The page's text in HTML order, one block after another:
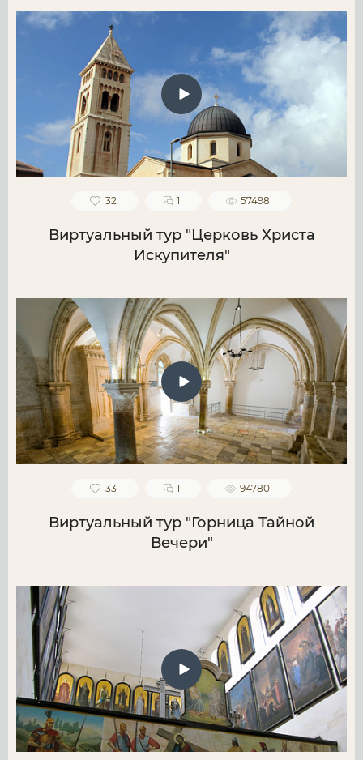
32 1 57498
Виртуальный тур "Церковь Христа
Искупителя"
33 1 94780
Виртуальный тур "Горница Тайной
Вечери"